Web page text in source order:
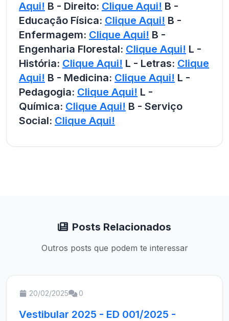
Aqui! B - Direito: Clique Aqui! B -
Educação Física: Clique Aqui! B -
Enfermagem: Clique Aqui! B -
Engenharia Florestal: Clique Aqui! L -
História: Clique Aqui! L - Letras: Clique
Aqui! B - Medicina: Clique Aqui! L -
Pedagogia: Clique Aqui! L -
Química: Clique Aqui! B - Serviço
Social: Clique Aqui!
Posts Relacionados
Outros posts que podem te interessar
20/02/2025 0
Vestibular 2025 - ED 001/2025 -